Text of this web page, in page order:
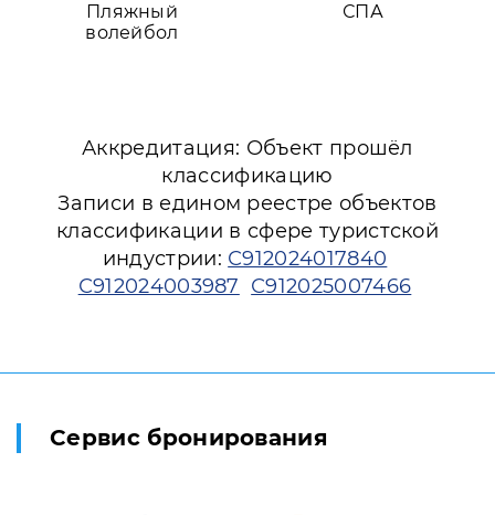
Пляжный
волейбол
СПА
Аккредитация: Объект прошёл
классификацию
Записи в едином реестре объектов
классификации в сфере туристской
индустрии: С912024017840
С912024003987 С912025007466
Сервис бронирования